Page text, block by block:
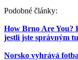
Podobné články:
How Brno Are You?
jestli jste správným
Norsko vyhrává